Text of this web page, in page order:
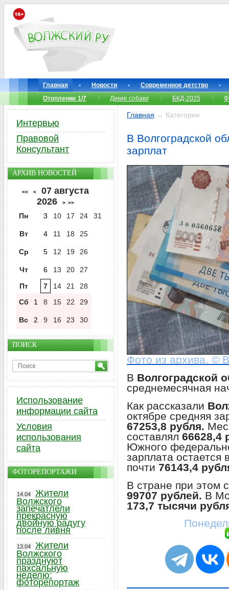
Главная Новости
Современное детство
Отопление 1/7
Дикие собаки БКД-2025
Главная → Категории
В Волгоградской
зарплат
Фото из архива. ©
В Волгоградской
среднемесячная
Как рассказали
октябре средняя
67253,8 рубля.
составлял 66628,4
Южного
зарплата остается
почти 76143,4
В стране при этом
99707 рублей. В
173,7 тысячи
Интервью
Правовой
Консультант
АРХИВ НОВОСТЕЙ
<< <
07 августа
2026
> >>
Пн 3 10 17 24 31
Вт 4 11 18 25
Ср 5 12 19 26
Чт 6 13 20
27
Пт
7 14 21
28
Сб
1 8 15 22 29
Вс 2 9 16 23 30
ПОИСК
Использование
информации сайта
Условия
использования
сайта
ФОТОРЕПОРТАЖИ
14.04
Жители
Волжского
запечатлели
прекрасную
двойную радугу
после ливня
13.04
Жители
Волжского
празднуют
пахсальную
неделю:
фоторепортаж